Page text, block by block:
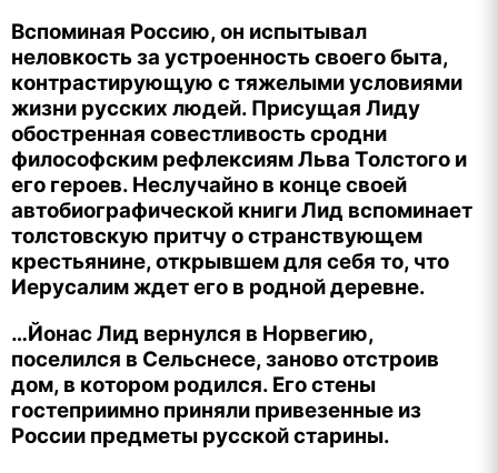
Вспоминая Россию, он испытывал
неловкость за устроенность своего быта,
контрастирующую с тяжелыми условиями
жизни русских людей. Присущая Лиду
обостренная совестливость сродни
философским рефлексиям Льва Толстого и
его героев. Неслучайно в конце своей
автобиографической книги Лид вспоминает
толстовскую притчу о странствующем
крестьянине, открывшем для себя то, что
Иерусалим ждет его в родной деревне.
…Йонас Лид вернулся в Норвегию,
поселился в Сельснесе, заново отстроив
дом, в котором родился. Его стены
гостеприимно приняли привезенные из
России предметы русской старины.